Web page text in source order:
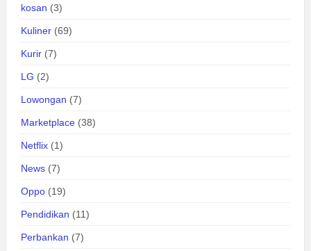
kosan (3)
Kuliner (69)
Kurir (7)
LG (2)
Lowongan (7)
Marketplace (38)
Netflix (1)
News (7)
Oppo (19)
Pendidikan (11)
Perbankan (7)